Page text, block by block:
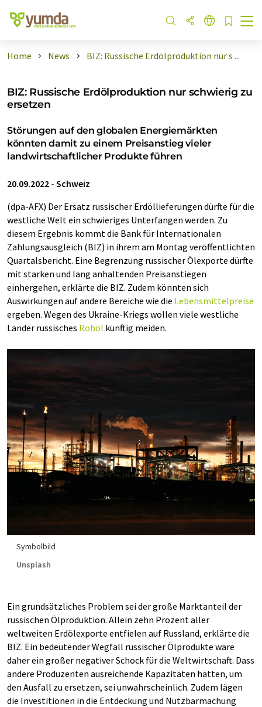
Home News BIZ: Russische Erdölproduktion nur s ...
BIZ: Russische Erdölproduktion nur schwierig zu
ersetzen
Störungen auf den globalen Energiemärkten
könnten damit zu einem Preisanstieg vieler
landwirtschaftlicher Produkte führen
20.09.2022 - Schweiz
(dpa-AFX) Der Ersatz russischer Erdöllieferungen dürfte für die
westliche Welt ein schwieriges Unterfangen werden. Zu
diesem Ergebnis kommt die Bank für Internationalen
Zahlungsausgleich (BIZ) in ihrem am Montag veröffentlichten
Quartalsbericht. Eine Begrenzung russischer Ölexporte dürfte
mit starken und lang anhaltenden Preisanstiegen
einhergehen, erklärte die BIZ. Zudem könnten sich
Auswirkungen auf andere Bereiche wie die Lebensmittelpreise
ergeben. Wegen des Ukraine-Kriegs wollen viele westliche
Länder russisches Rohöl künftig meiden.
Symbolbild
Unsplash
Ein grundsätzliches Problem sei der große Marktanteil der
russischen Ölproduktion. Allein zehn Prozent aller
weltweiten Erdölexporte entfielen auf Russland, erklärte die
BIZ. Ein bedeutender Wegfall russischer Ölprodukte wäre
daher ein großer negativer Schock für die Weltwirtschaft. Dass
andere Produzenten ausreichende Kapazitäten hätten, um
den Ausfall zu ersetzen, sei unwahrscheinlich. Zudem lägen
die Investitionen in die Entdeckung und Nutzbarmachung